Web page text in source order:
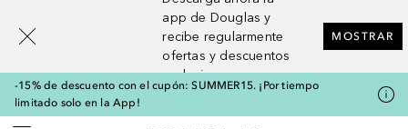
app de Douglas y
recibe regularmente
ofertas y descuentos
exclusivos
MOSTRAR
-15% de descuento con el cupón: SUMMER15. ¡Por tiempo
limitado solo en la App!
[navigation.slideout.screenreader]